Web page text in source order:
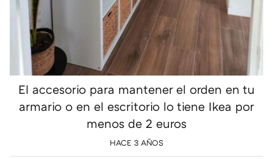
El accesorio para mantener el orden en tu
armario o en el escritorio lo tiene Ikea por
menos de 2 euros
HACE 3 AÑOS